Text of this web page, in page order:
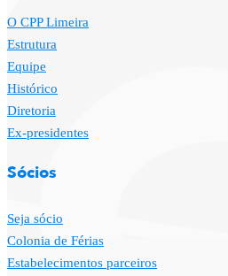
O CPP Limeira
Estrutura
Equipe
Histórico
Diretoria
Ex-presidentes
Sócios
Seja sócio
Colonia de Férias
Estabelecimentos parceiros